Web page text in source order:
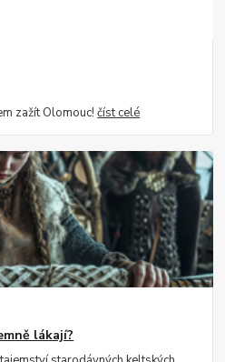
zažít Olomouc!číst celé
lákají?